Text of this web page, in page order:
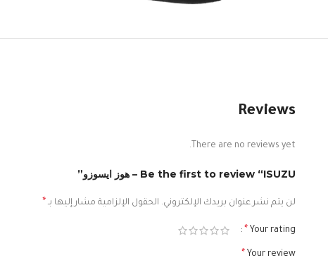
Reviews
There are no reviews yet.
Be the first to review “ISUZU – هوز ايسوزو”
لن يتم نشر عنوان بريدك الإلكتروني. الحقول الإلزامية مشار إليها بـ *
Your rating
*
Your review
*